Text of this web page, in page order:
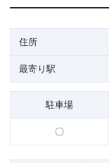
住所
最寄り駅
駐車場
〇